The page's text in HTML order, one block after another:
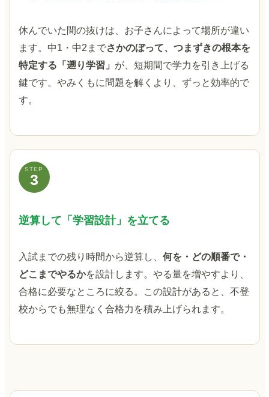
休んでいた間の抜けは、お子さんによって場所が違い
ます。中1・中2までさかのぼって、つまずきの根本を
特定する「遡り学習」 が、短期間で学力を引き上げる
鍵です。やみくもに問題を解くより、ずっと効率的で
す。
STEP
3
逆算して「学習設計」を立てる
入試までの残り時間から逆算し、 何を・どの順番で・
どこまでやるかを設計します。やる量を増やすより、
合格に必要なところに絞る。この設計があると、不登
校からでも無理なく合格力を積み上げられます。